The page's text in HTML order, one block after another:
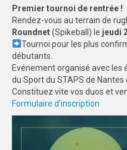
SPORTS CO
TOUS LES
Championnat
Championnat
Championnat
FEUILLES DE
Premier tournoi de rentrée !
Rendez-vous au terrain de
Roundnet(Spikeball) le jeudi
Tournoi pour les plus
débutants.
Evénement organisé avec
du Sport du STAPS de
Constituez vite vos duos et
Formulaire d’inscription